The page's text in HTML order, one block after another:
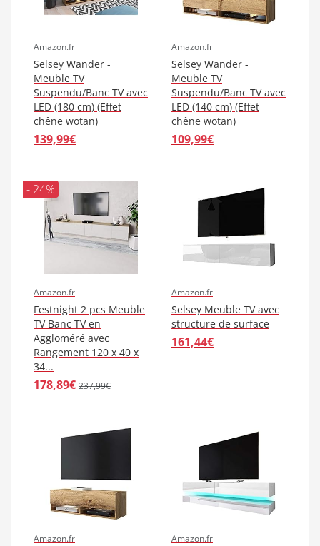
Amazon.fr
Selsey Wander -
Meuble TV
Suspendu/Banc TV avec
LED (180 cm) (Effet
chêne wotan)
139,99€
Amazon.fr
Selsey Wander -
Meuble TV
Suspendu/Banc TV avec
LED (140 cm) (Effet
chêne wotan)
109,99€
- 24%
Amazon.fr
Festnight 2 pcs Meuble
TV Banc TV en
Aggloméré avec
Rangement 120 x 40 x
34...
178,89€ 237,99€
Amazon.fr
Selsey Meuble TV avec
structure de surface
161,44€
Amazon.fr Amazon.fr